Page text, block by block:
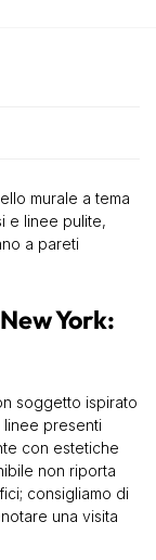
murale a tema
e linee pulite,
a pareti
York:
soggetto ispirato
linee presenti
con estetiche
non riporta
consigliamo di
una visita